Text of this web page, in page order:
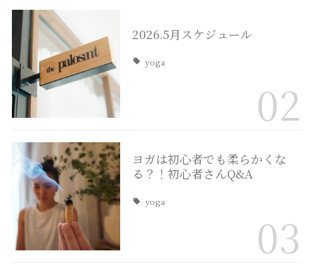
2026.5月スケジュール
yoga
02
ヨガは初心者でも柔らかくな
る？！初心者さんQ&A
yoga
03